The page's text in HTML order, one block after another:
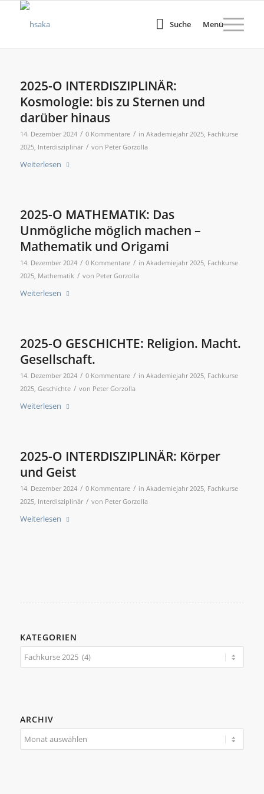
Suche Menü
2025-O INTERDISZIPLINÄR:
Kosmologie: bis zu Sternen und
darüber hinaus
14. Dezember 2024 / 0 Kommentare / in Akademiejahr 2025, Fachkurse
2025, Interdisziplinär / von Peter Gorzolla
Weiterlesen
2025-O MATHEMATIK: Das
Unmögliche möglich machen –
Mathematik und Origami
14. Dezember 2024 / 0 Kommentare / in Akademiejahr 2025, Fachkurse
2025, Mathematik / von Peter Gorzolla
Weiterlesen
2025-O GESCHICHTE: Religion. Macht.
Gesellschaft.
14. Dezember 2024 / 0 Kommentare / in Akademiejahr 2025, Fachkurse
2025, Geschichte / von Peter Gorzolla
Weiterlesen
2025-O INTERDISZIPLINÄR: Körper
und Geist
14. Dezember 2024 / 0 Kommentare / in Akademiejahr 2025, Fachkurse
2025, Interdisziplinär / von Peter Gorzolla
Weiterlesen
KATEGORIEN
Kategorien
ARCHIV